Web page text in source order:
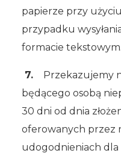
papierze przy
przypadku
formacie tekstowym.
7.
Przekazujemy
będącego osobą
30 dni od dnia
oferowanych przez
udogodnieniach dla